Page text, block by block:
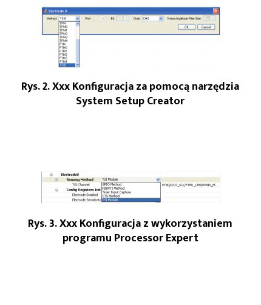
Rys. 2. Xxx Konfiguracja za pomocą narzędzia
System Setup Creator
Rys. 3. Xxx Konfiguracja z wykorzystaniem
programu Processor Expert